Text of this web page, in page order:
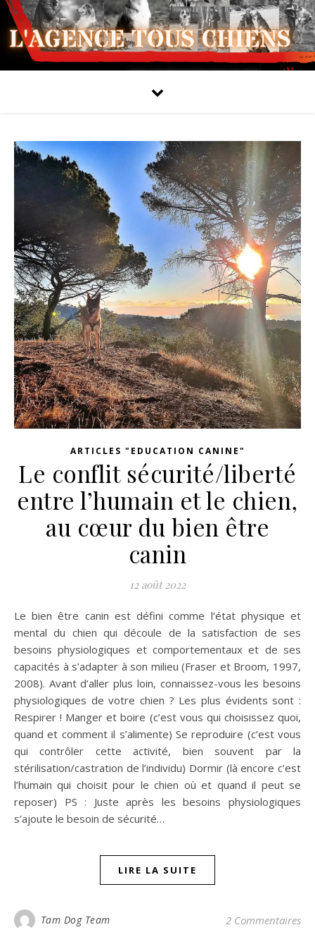
ARTICLES "EDUCATION CANINE"
Le conflit sécurité/liberté
entre l’humain et le chien,
au cœur du bien être
canin
12 août 2022
Le bien être canin est défini comme l’état physique et
mental du chien qui découle de la satisfaction de ses
besoins physiologiques et comportementaux et de ses
capacités à s’adapter à son milieu (Fraser et Broom, 1997,
2008). Avant d’aller plus loin, connaissez-vous les besoins
physiologiques de votre chien ? Les plus évidents sont :
Respirer ! Manger et boire (c’est vous qui choisissez quoi,
quand et comment il s’alimente) Se reproduire (c’est vous
qui contrôler cette activité, bien souvent par la
stérilisation/castration de l’individu) Dormir (là encore c’est
l’humain qui choisit pour le chien où et quand il peut se
reposer) PS : Juste après les besoins physiologiques
s’ajoute le besoin de sécurité…
LIRE LA SUITE
Tam Dog Team 2 Commentaires